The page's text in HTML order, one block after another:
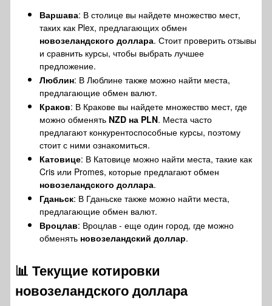
Варшава: В столице вы найдете множество мест,
таких как Plex, предлагающих обмен
новозеландского доллара. Стоит проверить отзывы
и сравнить курсы, чтобы выбрать лучшее
предложение.
Люблин: В Люблине также можно найти места,
предлагающие обмен валют.
Краков: В Кракове вы найдете множество мест, где
можно обменять NZD на PLN. Места часто
предлагают конкурентоспособные курсы, поэтому
стоит с ними ознакомиться.
Катовице: В Катовице можно найти места, такие как
Cris или Promes, которые предлагают обмен
новозеландского доллара.
Гданьск: В Гданьске также можно найти места,
предлагающие обмен валют.
Вроцлав: Вроцлав - еще один город, где можно
обменять новозеландский доллар.
📊 Текущие котировки
новозеландского доллара